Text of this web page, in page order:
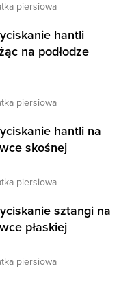
piersiowa
hantli
na podłodze
piersiowa
hantli na
skośnej
piersiowa
sztangi na
płaskiej
piersiowa